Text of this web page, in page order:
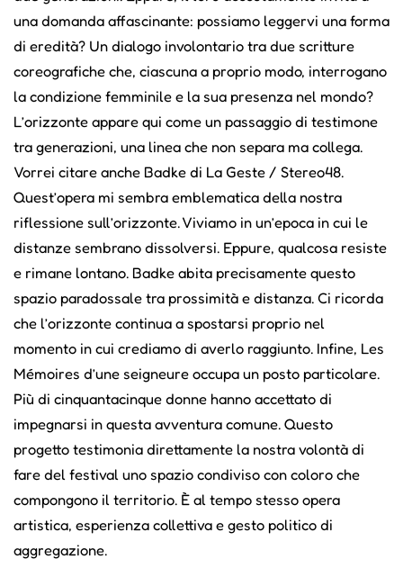
una domanda affascinante: possiamo leggervi una forma
di eredità? Un dialogo involontario tra due scritture
coreografiche che, ciascuna a proprio modo, interrogano
la condizione femminile e la sua presenza nel mondo?
L’orizzonte appare qui come un passaggio di testimone
tra generazioni, una linea che non separa ma collega.
Vorrei citare anche Badke di La Geste / Stereo48.
Quest’opera mi sembra emblematica della nostra
riflessione sull’orizzonte. Viviamo in un’epoca in cui le
distanze sembrano dissolversi. Eppure, qualcosa resiste
e rimane lontano. Badke abita precisamente questo
spazio paradossale tra prossimità e distanza. Ci ricorda
che l’orizzonte continua a spostarsi proprio nel
momento in cui crediamo di averlo raggiunto. Infine, Les
Mémoires d’une seigneure occupa un posto particolare.
Più di cinquantacinque donne hanno accettato di
impegnarsi in questa avventura comune. Questo
progetto testimonia direttamente la nostra volontà di
fare del festival uno spazio condiviso con coloro che
compongono il territorio. È al tempo stesso opera
artistica, esperienza collettiva e gesto politico di
aggregazione.